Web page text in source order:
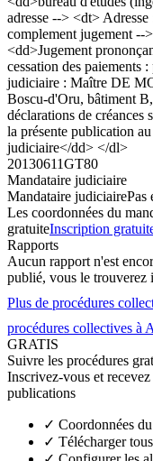
adresse --> <dt>
complement jugement --
<dd>Jugement
cessation des paiements
judiciaire : Maître DE
Boscu-d'Oru, bâtiment
déclarations de créances
la présente publication
judiciaire</dd> </dl>
20130611GT80
Mandataire judiciaire
Mandataire judiciairePas
Les coordonnées du
gratuiteInscription
Rapports
Aucun rapport n'est
publié, vous le trouverez
Plus de procédures
procédures collectives à
GRATIS
Suivre les procédures
Inscrivez-vous et
publications
✓ Coordonnées
✓ Télécharger